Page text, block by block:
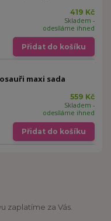
419 Kč
Skladem -
odesíláme ihned
Přidat do košíku
maxi sada
559 Kč
Skladem -
odesíláme ihned
Přidat do košíku
zaplatíme za Vás.